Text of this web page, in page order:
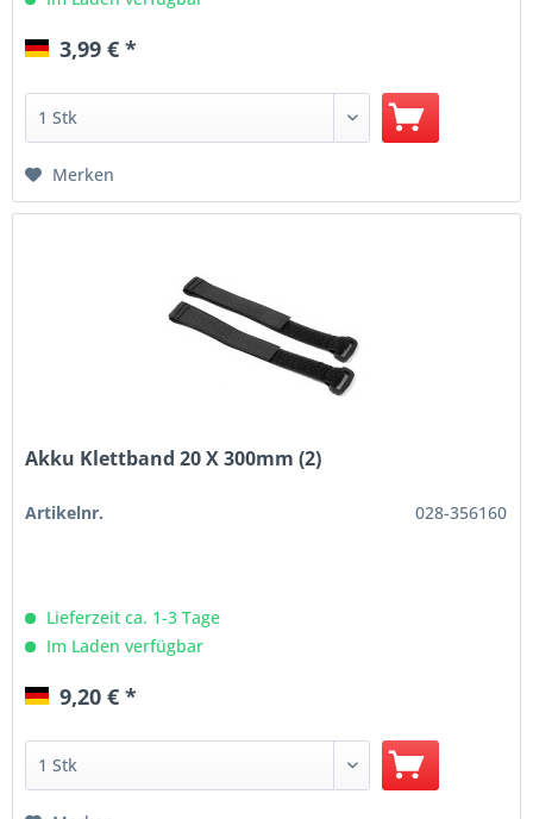
3,99 € *
Merken
Akku Klettband 20 X 300mm (2)
Artikelnr. 028-356160
Lieferzeit ca. 1-3 Tage
Im Laden verfügbar
9,20 € *